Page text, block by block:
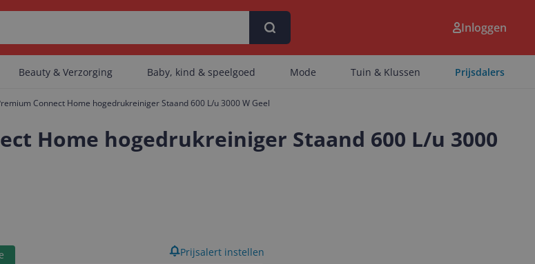
categorieën gevonden.
Inloggen
Beauty & Verzorging Baby, kind & speelgoed Mode Tuin & Klussen Prijsdalers
Connect Home hogedrukreiniger Staand 600 L/u 3000 W Geel
Home hogedrukreiniger Staand 600 L/u 3000
Prijsalert instellen